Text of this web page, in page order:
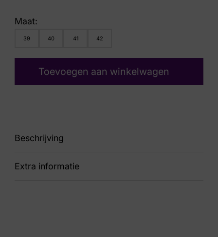
Maat:
39 40 41 42
Toevoegen aan winkelwagen
Beschrijving
90 34001.3.351 Douro HX
Extra informatie